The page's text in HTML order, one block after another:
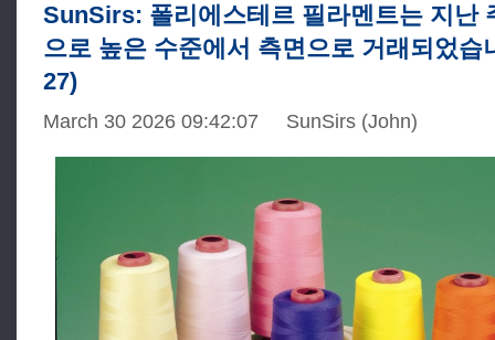
SunSirs: 폴리에스테르 필라멘트는 지난
으로 높은 수준에서 측면으로 거래되었습
27)
March 30 2026 09:42:07 SunSirs (John)